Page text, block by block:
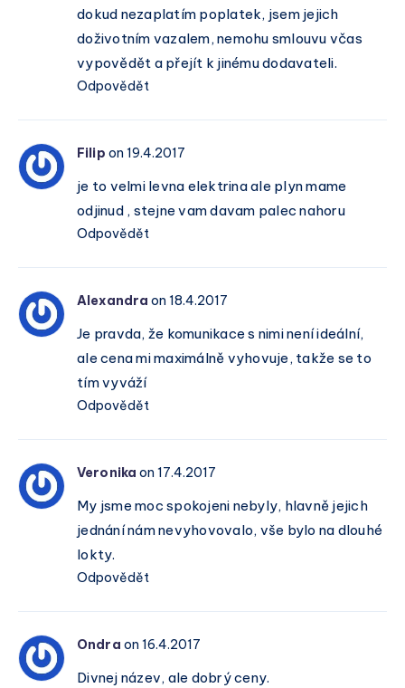
dokud nezaplatím poplatek, jsem jejich
doživotním vazalem, nemohu smlouvu včas
vypovědět a přejít k jinému dodavateli.
Odpovědět
Filip on 19.4.2017
je to velmi levna elektrina ale plyn mame
odjinud , stejne vam davam palec nahoru
Odpovědět
Alexandra on 18.4.2017
Je pravda, že komunikace s nimi není ideální,
ale cena mi maximálně vyhovuje, takže se to
tím vyváží
Odpovědět
Veronika on 17.4.2017
My jsme moc spokojeni nebyly, hlavně jejich
jednání nám nevyhovovalo, vše bylo na dlouhé
lokty.
Odpovědět
Ondra on 16.4.2017
Divnej název, ale dobrý ceny.